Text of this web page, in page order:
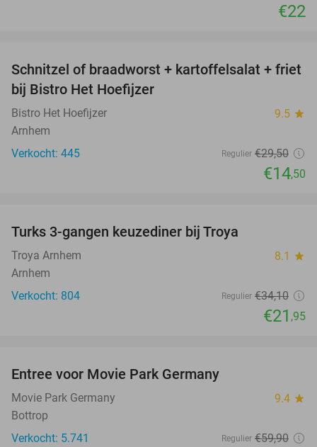
€22
51%
Schnitzel of braadworst + kartoffelsalat + friet
bij Bistro Het Hoefijzer
Bistro Het Hoefijzer 9.5 star
Arnhem
Verkocht: 445
Regulier €29,50
€14,50
Turks 3-gangen keuzediner bij Troya
Troya Arnhem 8.1 star
Arnhem
Verkocht: 804
Regulier €34,10
€21 ,95
Entree voor Movie Park Germany
Movie Park Germany 9.4 star
Bottrop
Verkocht: 5.741
Regulier €59,90